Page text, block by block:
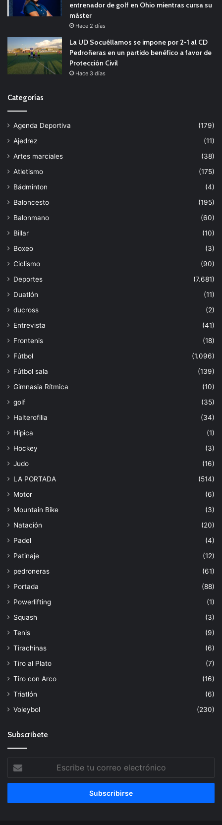
entrenador de golf en Ohio mientras cursa su
máster
Hace 2 días
La UD Socuéllamos se impone por 2-1 al CD
Pedroñeras en un partido benéfico a favor de
Protección Civil
Hace 3 días
Categorías
Agenda Deportiva
(179)
Ajedrez
(11)
Artes marciales
(38)
Atletismo
(175)
Bádminton
(4)
Baloncesto
(195)
Balonmano
(60)
Billar
(10)
Boxeo
(3)
Ciclismo
(90)
Deportes
(7.681)
Duatlón
(11)
ducross
(2)
Entrevista
(41)
Frontenis
(18)
Fútbol
(1.096)
Fútbol sala
(139)
Gimnasia Rítmica
(10)
golf
(35)
Halterofilia
(34)
Hípica
(1)
Hockey
(3)
Judo
(16)
LA PORTADA
(514)
Motor
(6)
Mountain Bike
(3)
Natación
(20)
Padel
(4)
Patinaje
(12)
pedroneras
(61)
Portada
(88)
Powerlifting
(1)
Squash
(3)
Tenis
(9)
Tirachinas
(6)
Tiro al Plato
(7)
Tiro con Arco
(16)
Triatlón
(6)
Voleybol
(230)
Subscribete
Escribe
tu
correo